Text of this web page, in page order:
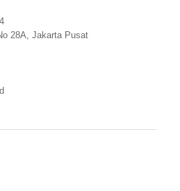
28A, Jakarta Pusat